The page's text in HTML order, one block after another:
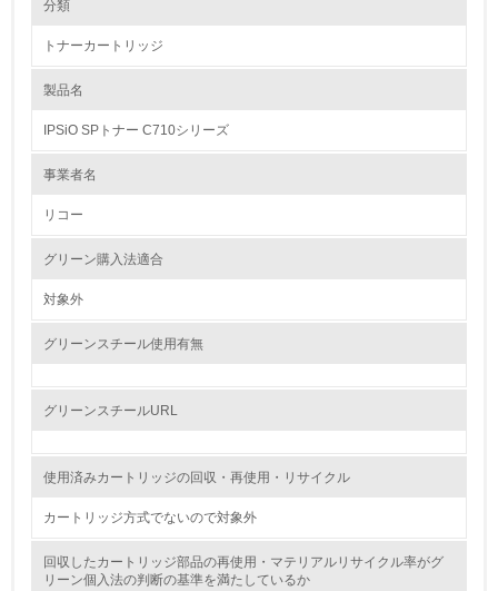
1.環境取り組み体制
5.
分類
トナーカートリッジ
製品名
IPSiO SPトナー C710シリーズ
事業者名
リコー
グリーン購入法適合
対象外
グリーンスチール使用有無
グリーンスチールURL
使用済みカートリッジの回収・再使用・リサイクル
カートリッジ方式でないので対象外
回収したカートリッジ部品の再使用・マテリアルリサイクル率がグ
リーン個入法の判断の基準を満たしているか